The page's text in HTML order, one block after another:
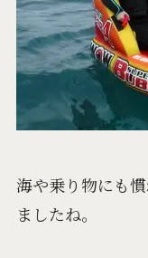
海や乗り物にも
ましたね。